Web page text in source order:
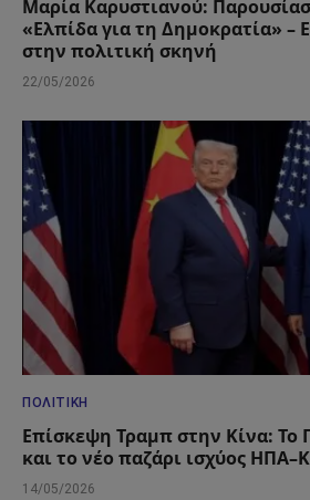
Μαρία Καρυστιανού:
«Ελπίδα για τη Δημοκρατία» –
στην πολιτική σκηνή
22/05/2026
ΠΟΛΙΤΙΚΉ
Επίσκεψη Τραμπ στην Κίνα: Το
και το νέο παζάρι ισχύος
14/05/2026